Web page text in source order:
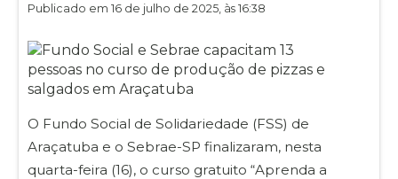
Publicado em 16 de julho de 2025, às 16:38
O Fundo Social de Solidariedade (FSS) de
Araçatuba e o Sebrae-SP finalizaram, nesta
quarta-feira (16), o curso gratuito “Aprenda a